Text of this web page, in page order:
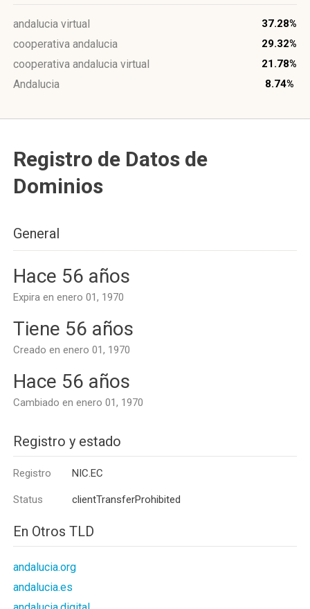
andalucia virtual 37.28%
cooperativa andalucia 29.32%
cooperativa andalucia virtual 21.78%
Andalucia 8.74%
Registro de Datos de
Dominios
General
Hace 56 años
Expira en enero 01, 1970
Tiene 56 años
Creado en enero 01, 1970
Hace 56 años
Cambiado en enero 01, 1970
Registro y estado
Registro NIC.EC
Status clientTransferProhibited
En Otros TLD
andalucia.org
andalucia.es